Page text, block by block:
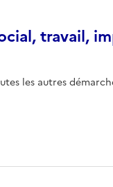
travail,
les autres